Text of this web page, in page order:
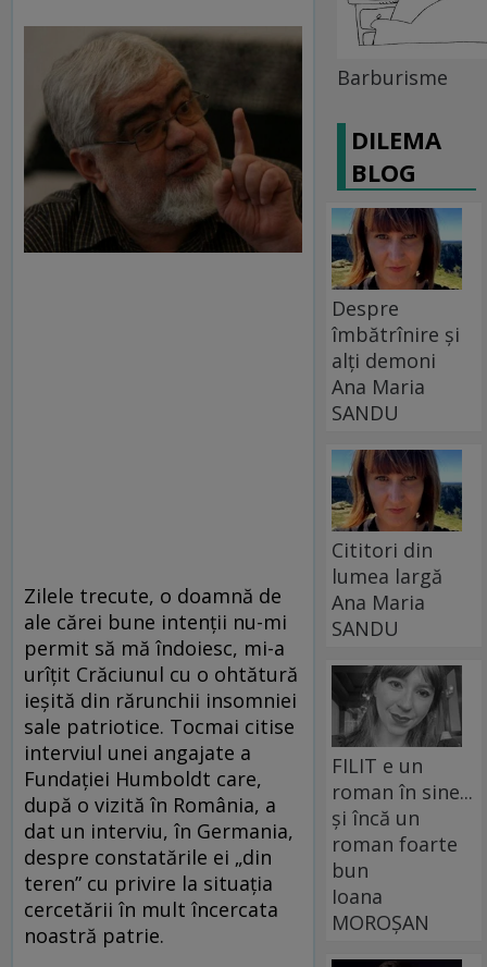
Zilele trecute, o doamnă de
ale cărei bune intenţii nu-mi
permit să mă îndoiesc, mi-a
urîţit Crăciunul cu o ohtătură
ieşită din rărunchii insomniei
sale patriotice. Tocmai citise
interviul unei angajate a
Fundaţiei Humboldt care,
după o vizită în România, a
dat un interviu, în Germania,
despre constatările ei „din
teren” cu privire la situaţia
cercetării în mult încercata
noastră patrie.
Barburisme
DILEMA
BLOG
Despre
îmbătrînire și
alți demoni
Ana Maria
SANDU
Cititori din
lumea largă
Ana Maria
SANDU
FILIT e un
roman în sine...
și încă un
roman foarte
bun
Ioana
MOROȘAN